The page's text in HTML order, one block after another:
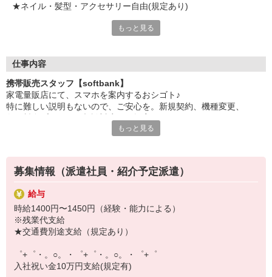
★ネイル・髪型・アクセサリー自由(規定あり)
でも心配ご無用！
お互いに教え合ったり、フォローしあったりする
和気あいあいとした人間関係がある店舗ばかり！
皆で一緒にステップアップしましょう♪
【選べるお仕事いろいろ】
▼オフィスワーク
事務、経理、データ入力、コールセンター、受付
▼工場・製造・軽作業系
機械/食品製造・梱包・仕分け・加工・組立・検査
▼美容系
眉毛サロンのアイブロウ・ネイリスト・エステ
▼営業・販売
法人営業・アパレル販売・個別指導塾・人材紹介
▼人気案件も多数♪
短期・期間限定・オープニング・官公庁案件
上場/優良/大手企業など
もっと見る
仕事内容
携帯販売スタッフ【softbank】
家電量販店にて、スマホを案内するおシゴト♪
特に難しい説明もないので、ご安心を。新規契約、機種変更、
満足度◎
■携帯やインターネット販売業務
docomo(ドコモ)/au(エーユー)・KDDI/softbank(ソフトバンク)など
の大手キャリアから
ワイモバイル(Y!mobille)、楽天モバイル、UQなど格安スマホまで幅
広く紹介可能♪
もっと見る
募集情報（派遣社員・紹介予定派遣）
給与
時給1400円〜1450円（経験・能力による）
※残業代支給
★交通費別途支給（規定あり）
゜+゜・。○。・゜+゜・。○。・゜+゜
入社祝い金10万円支給(規定有)